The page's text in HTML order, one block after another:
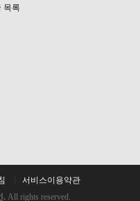
목록
서비스이용약관
. All rights reserved.